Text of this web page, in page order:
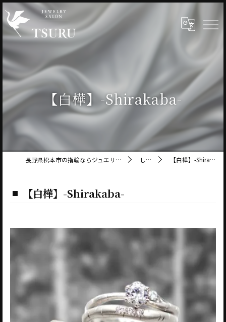
【白樺】-Shirakaba-
長野県松本市の指輪ならジュエリーサロン鶴 しなの 【白樺】-Shirakaba-
【白樺】-Shirakaba-